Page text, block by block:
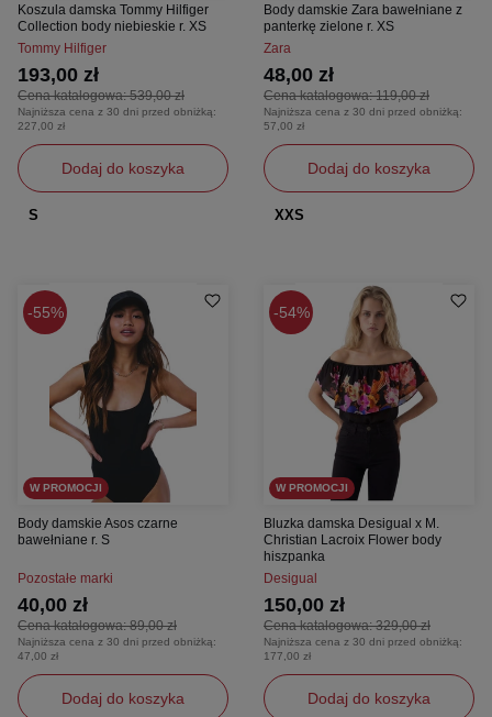
Koszula damska Tommy Hilfiger
Collection body niebieskie r. XS
Tommy Hilfiger
Cena katalogowa:539,00 zł
193,00 zł
Najniższa cena z 30 dni przed obniżką:
227,00 zł
Dodaj do koszyka
S
Body damskie Zara bawełniane z
panterkę zielone r. XS
Zara
Cena katalogowa:119,00 zł
48,00 zł
Najniższa cena z 30 dni przed obniżką:
57,00 zł
Dodaj do koszyka
XXS
55%
W PROMOCJI
Body damskie Asos czarne
bawełniane r. S
Pozostałe marki
Cena katalogowa:89,00 zł
40,00 zł
Najniższa cena z 30 dni przed obniżką:
47,00 zł
Dodaj do koszyka
54%
W PROMOCJI
Bluzka damska Desigual x M.
Christian Lacroix Flower body
hiszpanka
Desigual
Cena katalogowa:329,00 zł
150,00 zł
Najniższa cena z 30 dni przed obniżką:
177,00 zł
Dodaj do koszyka